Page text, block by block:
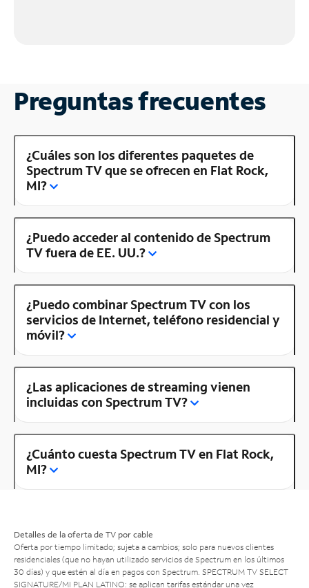
Preguntas frecuentes
¿Cuáles son los diferentes paquetes de
Spectrum TV que se ofrecen en Flat Rock,
MI?
¿Puedo acceder al contenido de Spectrum
TV fuera de EE. UU.?
¿Puedo combinar Spectrum TV con los
servicios de Internet, teléfono residencial y
móvil?
¿Las aplicaciones de streaming vienen
incluidas con Spectrum TV?
¿Cuánto cuesta Spectrum TV en Flat Rock,
MI?
Detalles de la oferta de TV por cable
Oferta por tiempo limitado; sujeta a cambios; solo para nuevos clientes
residenciales (que no hayan utilizado servicios de Spectrum en los últimos
30 días) y que estén al día en pagos con Spectrum. SPECTRUM TV SELECT
SIGNATURE/MI PLAN LATINO: se aplican tarifas estándar una vez